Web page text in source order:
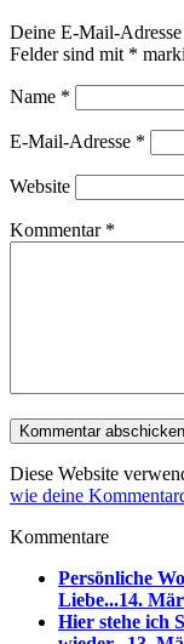
Deine E-Mail-
Felder sind mit *
Name *
E-Mail-Adresse *
Website
Kommentar *
Diese Website
wie deine
Kommentare
Persönliche
Liebe...14.
Hier stehe ich